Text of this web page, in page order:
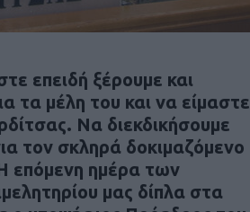
επειδή ξέρουμε και
τα μέλη του και να είμαστε
Να διεκδικήσουμε
τον σκληρά δοκιμαζόμενο
Η επόμενη ημέρα των
μας δίπλα στα